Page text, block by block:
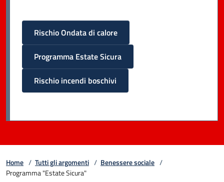
Rischio Ondata di calore
Programma Estate Sicura
Rischio incendi boschivi
Home / Tutti gli argomenti / Benessere sociale /
Programma "Estate Sicura"